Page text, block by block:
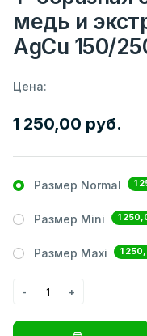
медь и
AgCu 150/
Цена:
1 250,00 руб.
Размер Normal 1
Размер Mini 1
Размер Maxi 1